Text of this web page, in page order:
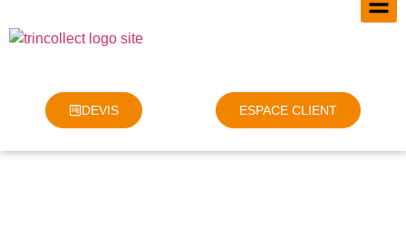
DEVIS ESPACE CLIENT